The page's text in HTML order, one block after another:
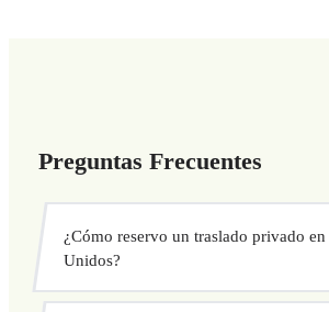
Preguntas Frecuentes
¿Cómo reservo un traslado privado en
Unidos?